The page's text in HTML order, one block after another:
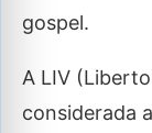
gospel.
A LIV
considerada